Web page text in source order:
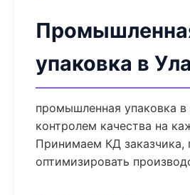
упаковка в
промышленная упаковка в
контролем качества на
Принимаем КД заказчика,
оптимизировать